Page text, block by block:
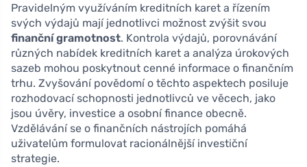
Pravidelným využíváním kreditních karet a řízením
svých výdajů mají jednotlivci možnost zvýšit svou
finanční gramotnost. Kontrola výdajů, porovnávání
různých nabídek kreditních karet a analýza úrokových
sazeb mohou poskytnout cenné informace o finančním
trhu. Zvyšování povědomí o těchto aspektech posiluje
rozhodovací schopnosti jednotlivců ve věcech, jako
jsou úvěry, investice a osobní finance obecně.
Vzdělávání se o finančních nástrojích pomáhá
uživatelům formulovat racionálnější investiční
strategie.